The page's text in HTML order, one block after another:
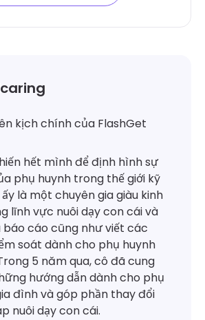
kịch chính của FlashGet
hết mình để định hình sự
phụ huynh trong thế giới kỹ
là một chuyên gia giàu kinh
lĩnh vực nuôi dạy con cái và
cáo cũng như viết các
soát dành cho phụ huynh
5 năm qua, cô đã cung
hướng dẫn dành cho phụ
đình và góp phần thay đổi
nuôi dạy con cái.